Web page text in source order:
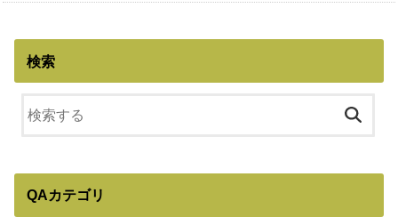
検索
QAカテゴリ